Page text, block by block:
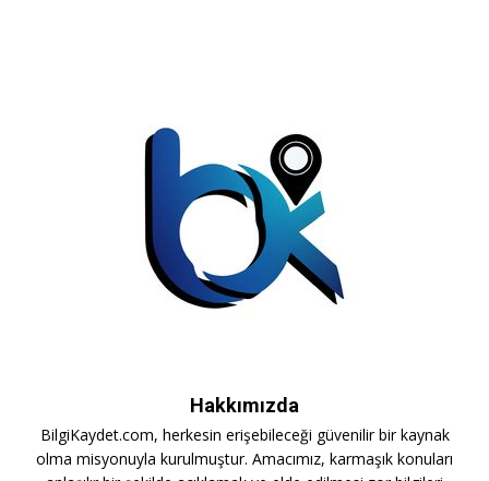
Hakkımızda
BilgiKaydet.com, herkesin erişebileceği güvenilir bir kaynak
olma misyonuyla kurulmuştur. Amacımız, karmaşık konuları